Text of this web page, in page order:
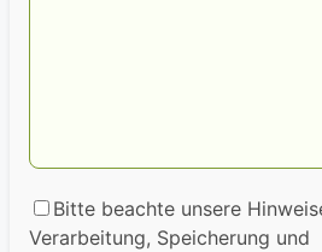
Bitte beachte unsere
Verarbeitung, Speicherung und